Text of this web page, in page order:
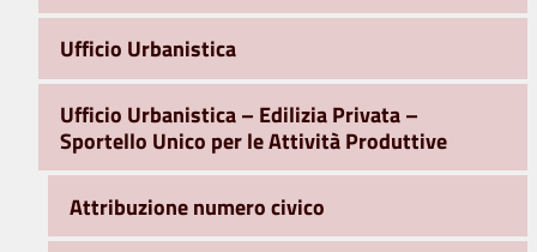
Ufficio Urbanistica
Ufficio Urbanistica – Edilizia Privata –
Sportello Unico per le Attività Produttive
Attribuzione numero civico